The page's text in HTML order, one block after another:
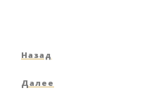
Навигация
по
Предыдущая
Назад
Следующая
Далее